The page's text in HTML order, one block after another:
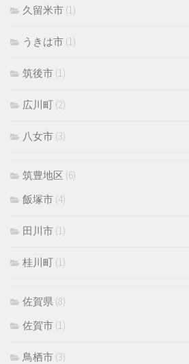
久留米市 (1)
うきは市 (1)
筑後市 (1)
広川町 (2)
八女市 (3)
筑豊地区 (6)
飯塚市 (4)
田川市 (1)
桂川町 (1)
佐賀県 (8)
佐賀市 (1)
鳥栖市 (3)